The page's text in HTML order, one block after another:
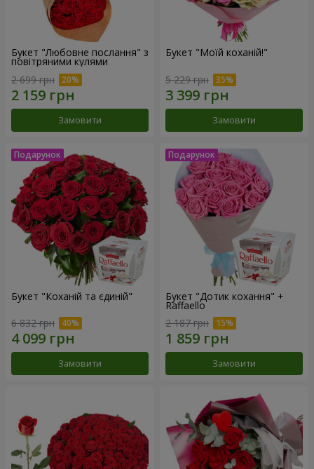
Букет "Любовне послання" з
повітряними кулями
2 699 грн
Замовити
Букет "Моїй коханій!"
5 229 грн
Замовити
Букет "Коханій та єдиній"
6 832 грн
Замовити
Букет "Дотик кохання" +
Raffaello
2 187 грн
Замовити